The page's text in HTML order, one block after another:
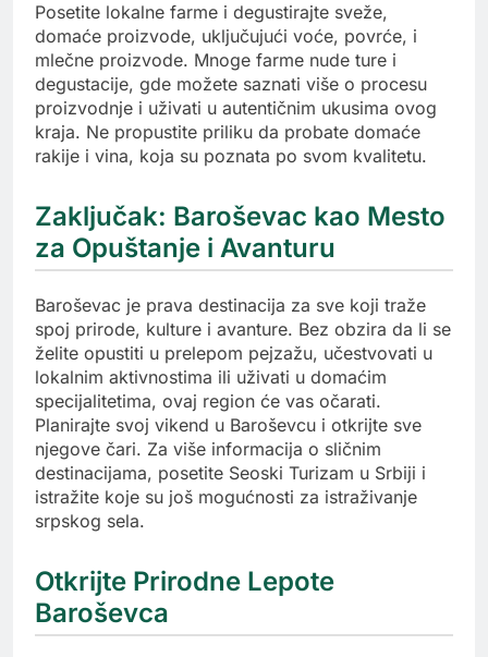
Posetite lokalne farme i degustirajte sveže,
domaće proizvode, uključujući voće, povrće, i
mlečne proizvode. Mnoge farme nude ture i
degustacije, gde možete saznati više o procesu
proizvodnje i uživati u autentičnim ukusima ovog
kraja. Ne propustite priliku da probate domaće
rakije i vina, koja su poznata po svom kvalitetu.
Zaključak: Baroševac kao Mesto
za Opuštanje i Avanturu
Baroševac je prava destinacija za sve koji traže
spoj prirode, kulture i avanture. Bez obzira da li se
želite opustiti u prelepom pejzažu, učestvovati u
lokalnim aktivnostima ili uživati u domaćim
specijalitetima, ovaj region će vas očarati.
Planirajte svoj vikend u Baroševcu i otkrijte sve
njegove čari. Za više informacija o sličnim
destinacijama, posetite Seoski Turizam u Srbiji i
istražite koje su još mogućnosti za istraživanje
srpskog sela.
Otkrijte Prirodne Lepote
Baroševca